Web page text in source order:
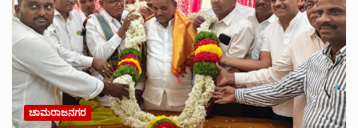
ಚಾಮರಾಜನಗರ